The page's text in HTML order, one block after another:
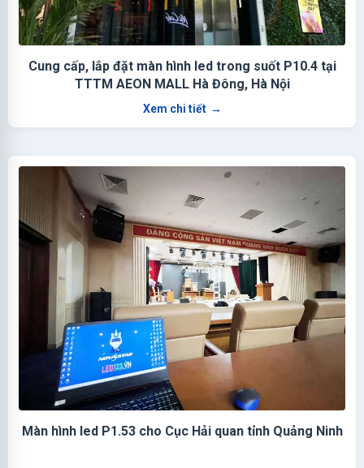
Cung cấp, lắp đặt màn hình led trong suốt P10.4 tại
TTTM AEON MALL Hà Đông, Hà Nội
Xem chi tiết →
Màn hình led P1.53 cho Cục Hải quan tỉnh Quảng Ninh